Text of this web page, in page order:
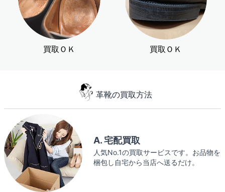
買取ＯＫ 買取ＯＫ
革靴の買取方法
A. 宅配買取
人気No.1の買取サービスです。お品物を
梱包し自宅から当店へ送るだけ。